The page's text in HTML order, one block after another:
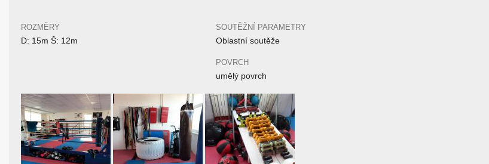
ROZMĚRY
D: 15m Š: 12m
SOUTĚŽNÍ PARAMETRY
Oblastní soutěže
POVRCH
umělý povrch